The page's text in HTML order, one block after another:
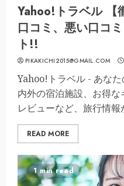
Yahoo!トラベル 【
口コミ、悪い口コ
ト!!
PIKAKICHI2015@GMAIL.COM
Yahoo!トラベル - あな
内外の宿泊施設、お得
レビューなど、旅行情報
READ MORE
1 min read